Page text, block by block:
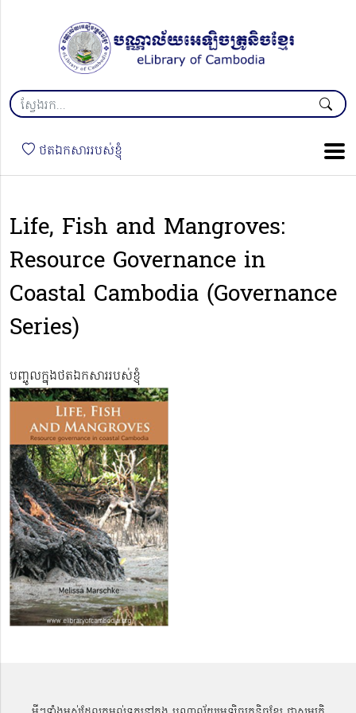
ថតឯកសាររបស់ខ្ញុំ
Life, Fish and Mangroves:
Resource Governance in
Coastal Cambodia (Governance
Series)
បញ្ចូលក្នុងថតឯកសាររបស់ខ្ញុំ